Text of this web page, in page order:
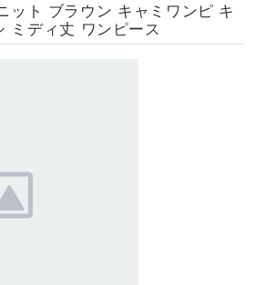
ット ブラウン キャミワンピ キ
ミディ丈 ワンピース